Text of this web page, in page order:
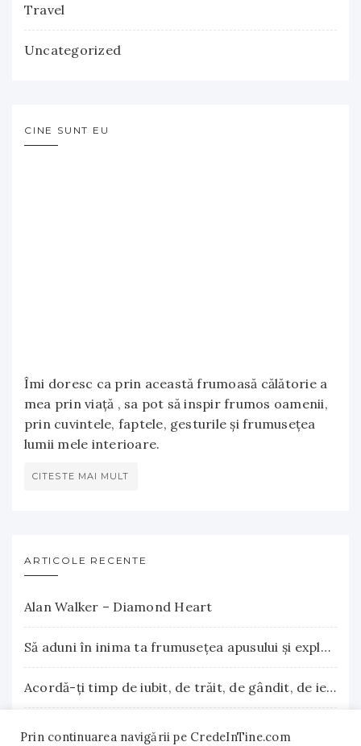
Travel
Uncategorized
CINE SUNT EU
Îmi doresc ca prin această frumoasă călătorie a
mea prin viață , sa pot să inspir frumos oamenii,
prin cuvintele, faptele, gesturile și frumusețea
lumii mele interioare.
CITESTE MAI MULT
ARTICOLE RECENTE
Alan Walker – Diamond Heart
Să aduni în inima ta frumuseţea apusului şi explozia nesfârşită a răsăritului
Acordă-ţi timp de iubit, de trăit, de gândit, de iertat
Prin continuarea navigării pe CredeInTine.com